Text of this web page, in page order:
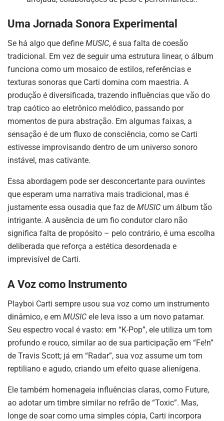
Uma Jornada Sonora Experimental
Se há algo que define MUSIC, é sua falta de coesão
tradicional. Em vez de seguir uma estrutura linear, o álbum
funciona como um mosaico de estilos, referências e
texturas sonoras que Carti domina com maestria. A
produção é diversificada, trazendo influências que vão do
trap caótico ao eletrônico melódico, passando por
momentos de pura abstração. Em algumas faixas, a
sensação é de um fluxo de consciência, como se Carti
estivesse improvisando dentro de um universo sonoro
instável, mas cativante.
Essa abordagem pode ser desconcertante para ouvintes
que esperam uma narrativa mais tradicional, mas é
justamente essa ousadia que faz de MUSIC um álbum tão
intrigante. A ausência de um fio condutor claro não
significa falta de propósito – pelo contrário, é uma escolha
deliberada que reforça a estética desordenada e
imprevisível de Carti.
A Voz como Instrumento
Playboi Carti sempre usou sua voz como um instrumento
dinâmico, e em MUSIC ele leva isso a um novo patamar.
Seu espectro vocal é vasto: em “K-Pop”, ele utiliza um tom
profundo e rouco, similar ao de sua participação em “Fe!n”
de Travis Scott; já em “Radar”, sua voz assume um tom
reptiliano e agudo, criando um efeito quase alienígena.
Ele também homenageia influências claras, como Future,
ao adotar um timbre similar no refrão de “Toxic”. Mas,
longe de soar como uma simples cópia, Carti incorpora